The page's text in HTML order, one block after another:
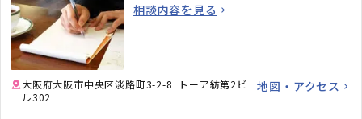
相談内容を見る
大阪府大阪市中央区淡路町3-2-8 トーア紡第2ビ
ル302
地図・アクセス